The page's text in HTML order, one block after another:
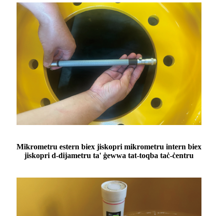
Mikrometru estern biex jiskopri mikrometru intern biex
jiskopri d-dijametru ta' ġewwa tat-toqba taċ-ċentru